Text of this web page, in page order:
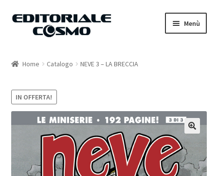
Vai
Vai
Menù
Carrello
Il mio account
Home Catalogo NEVE 3 – LA BRECCIA
IN OFFERTA!